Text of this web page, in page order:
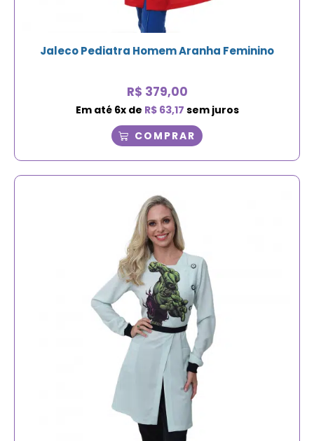
Jaleco Pediatra Homem Aranha Feminino
R$ 379,00
Em até 6x de R$63,17 sem juros
COMPRAR